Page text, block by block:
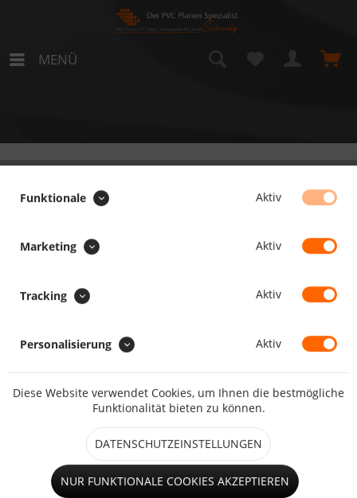
MENÜ
INFORMATIONEN
* Alle Preise inkl. gesetzl. Mehrwertsteuer zzgl.Versandkosten
Nachnahmegebühren, wenn nicht anders beschrieben
Funktionale Aktiv
Marketing Aktiv
Tracking Aktiv
Personalisierung Aktiv
Diese Website verwendet Cookies, um Ihnen die bestmögliche
Funktionalität bieten zu können.
DATENSCHUTZEINSTELLUNGEN
NUR FUNKTIONALE COOKIES AKZEPTIEREN